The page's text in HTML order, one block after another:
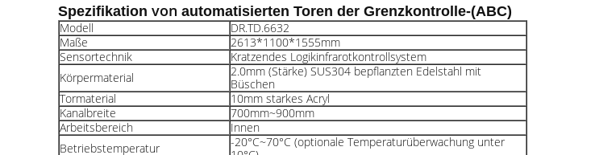
Spezifikation von automatisierten Toren der Grenzkontrolle-(ABC)
Modell
DR.TD.6632
Maße
2613*1100*1555mm
Sensortechnik
Kratzendes Logikinfrarotkontrollsystem
Körpermaterial
2.0mm (Stärke) SUS304 bepflanzten Edelstahl mit
Büschen
Tormaterial
10mm starkes Acryl
Kanalbreite
700mm~900mm
Arbeitsbereich
Innen
Betriebstemperatur
-20°C~70°C (optionale Temperaturüberwachung unter